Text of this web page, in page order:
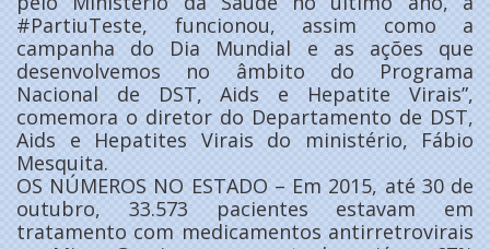
#PartiuTeste, funcionou, assim como a
campanha do Dia Mundial e as ações que
desenvolvemos no âmbito do Programa
Nacional de DST, Aids e Hepatite Virais”,
comemora o diretor do Departamento de DST,
Aids e Hepatites Virais do ministério, Fábio
Mesquita.
OS NÚMEROS NO ESTADO – Em 2015, até 30 de
outubro, 33.573 pacientes estavam em
tratamento com medicamentos antirretrovirais